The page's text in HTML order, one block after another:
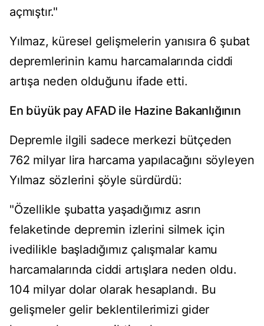
açmıştır."
Yılmaz, küresel gelişmelerin yanısıra 6 şubat
depremlerinin kamu harcamalarında ciddi
artışa neden olduğunu ifade etti.
En büyük pay AFAD ile Hazine Bakanlığının
Depremle ilgili sadece merkezi bütçeden
762 milyar lira harcama yapılacağını söyleyen
Yılmaz sözlerini şöyle sürdürdü:
"Özellikle şubatta yaşadığımız asrın
felaketinde depremin izlerini silmek için
ivedilikle başladığımız çalışmalar kamu
harcamalarında ciddi artışlara neden oldu.
104 milyar dolar olarak hesaplandı. Bu
gelişmeler gelir beklentilerimizi gider